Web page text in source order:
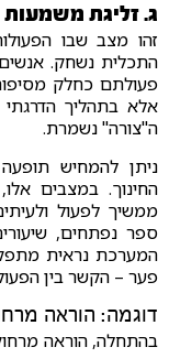
ג. זליגת משמעות
זהו מצב שבו
התכלית נשחק.
פעולתם כחלק
אלא בתהליך
ה"צורה" נשמרת.
ניתן להמחיש
החינוך. במצבים
ממשיך לפעול
ספר נפתחים,
המערכת נראית
פער – הקשר בין
דוגמה: הוראה
בהתחלה, הוראה